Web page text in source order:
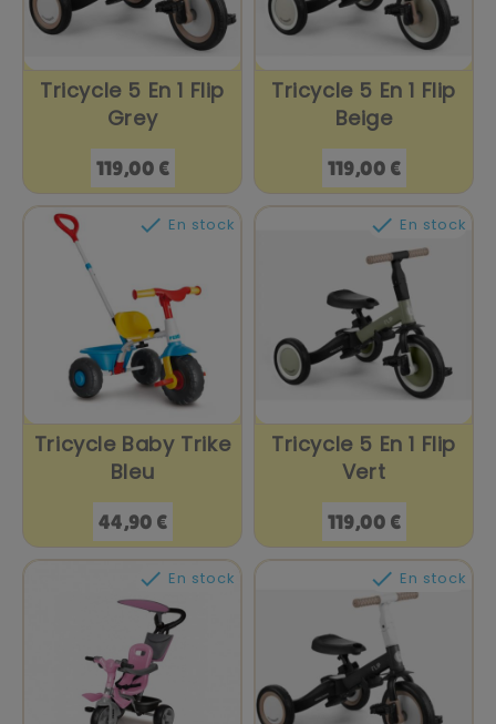
Tricycle 5 En 1 Flip
Grey
Prix
119,00 €
Tricycle 5 En 1 Flip
Beige
Prix
119,00 €
 En stock
Tricycle Baby Trike
Bleu
Prix
44,90 €
 En stock
Tricycle 5 En 1 Flip
Vert
Prix
119,00 €
 En stock  En stock